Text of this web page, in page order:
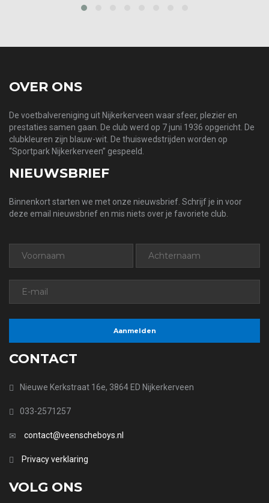
OVER ONS
De voetbalvereniging uit Nijkerkerveen waar sfeer, plezier en
prestaties samen gaan. De club werd op 7 juni 1936 opgericht. De
clubkleuren zijn blauw-wit. De thuiswedstrijden worden op
“Sportpark Nijkerkerveen” gespeeld.
NIEUWSBRIEF
Binnenkort starten we met onze nieuwsbrief. Schrijf je in voor
deze email nieuwsbrief en mis niets over je favoriete club.
CONTACT
Nieuwe Kerkstraat 16e, 3864 ED Nijkerkerveen
033-2571257
contact@veenscheboys.nl
Privacy verklaring
VOLG ONS